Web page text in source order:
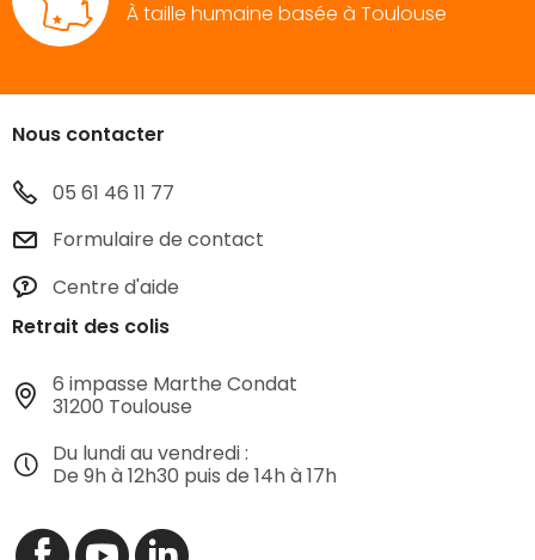
À taille humaine basée à Toulouse
Nous contacter
05 61 46 11 77
Formulaire de contact
Centre d'aide
Retrait des colis
6 impasse Marthe Condat
31200 Toulouse
Du lundi au vendredi :
De 9h à 12h30 puis de 14h à 17h